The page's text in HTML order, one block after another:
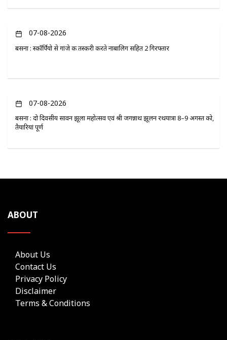
07-08-2026
बसना : स्कॉर्पियो से गांजे की तस्करी करते नाबालिग सहित 2 गिरफ्तार
07-08-2026
बसना : दो दिवसीय सावन झूला महोत्सव एवं श्री जगन्नाथ झूलन रथयात्रा 8–9 अगस्त को,
तैयारियां पूर्ण
ABOUT
About Us
Contact Us
Privacy Policy
Disclaimer
Terms & Conditions